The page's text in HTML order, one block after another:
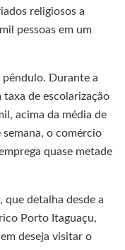
religiosos a
pessoas em um
Durante a
taxa de escolarização
acima da média de
o comércio
quase metade
, que detalha desde a
Porto Itaguaçu,
deseja visitar o